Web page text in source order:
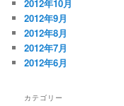
2012年10月
2012年9月
2012年8月
2012年7月
2012年6月
カテゴリー